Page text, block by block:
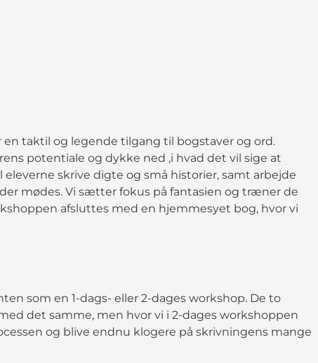
taktil og legende tilgang til bogstaver og ord.
potentiale og dykke ned ,i hvad det vil sige at
skrive digte og små historier, samt arbejde
mødes. Vi sætter fokus på fantasien og træner de
afsluttes med en hjemmesyet bog, hvor vi
som en 1-dags- eller 2-dages workshop. De to
det samme, men hvor vi i 2-dages workshoppen
og blive endnu klogere på skrivningens mange